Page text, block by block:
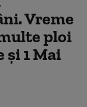
Vreme
ploi
și 1 Mai